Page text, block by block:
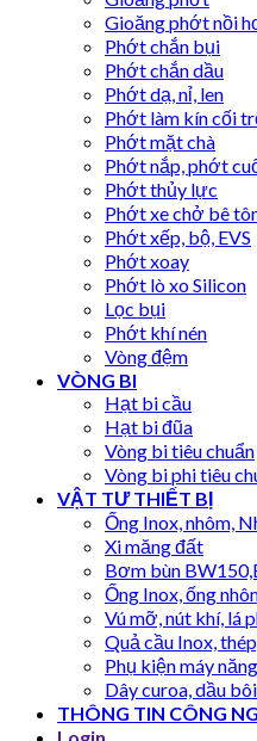
Gioăng phớt nồi
Phớt chắn bụi
Phớt chắn dầu
Phớt dạ, nỉ, len
Phớt làm kín cối
Phớt mặt chà
Phớt nắp, phớt
Phớt thủy lực
Phớt xe chở bê
Phớt xếp, bộ, EVS
Phớt xoay
Phớt lò xo Silicon
Lọc bụi
Phớt khí nén
Vòng đệm
VÒNG BI
Hạt bi cầu
Hạt bi đũa
Vòng bi tiêu chuẩn
Vòng bi phi tiêu
VẬT TƯ THIẾT BỊ
Ống Inox, nhôm,
Xi măng đất
Bơm bùn
Ống Inox, ống
Vú mỡ, nút khí, lá
Quả cầu Inox,
Phụ kiện máy
Dây curoa, dầu
THÔNG TIN CÔNG